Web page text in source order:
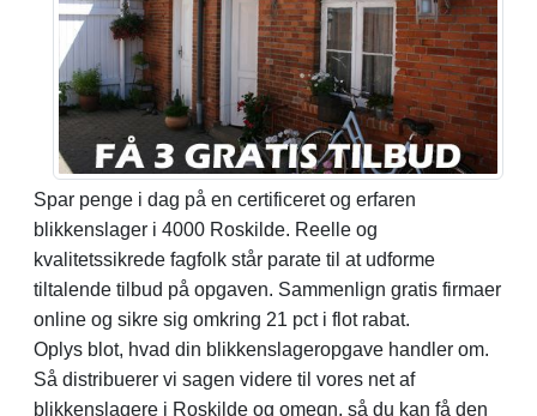
Spar penge i dag på en certificeret og erfaren
blikkenslager i 4000 Roskilde. Reelle og
kvalitetssikrede fagfolk står parate til at udforme
tiltalende tilbud på opgaven. Sammenlign gratis firmaer
online og sikre sig omkring 21 pct i flot rabat.
Oplys blot, hvad din blikkenslageropgave handler om.
Så distribuerer vi sagen videre til vores net af
blikkenslagere i Roskilde og omegn, så du kan få den